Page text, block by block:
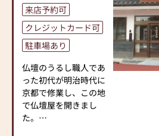
来店予約可
クレジットカード可
駐車場あり
仏壇のうるし職人であ
った初代が明治時代に
京都で修業し、この地
で仏壇屋を開きまし
た。